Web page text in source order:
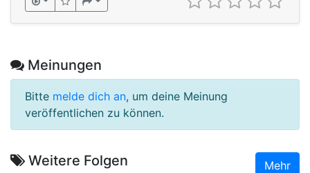
Meinungen
Bitte melde dich an, um deine Meinung
veröffentlichen zu können.
Weitere Folgen Mehr